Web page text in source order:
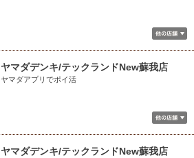
ヤマダデンキ/テックランドNew蘇我店
ヤマダアプリでポイ活
ヤマダデンキ/テックランドNew蘇我店